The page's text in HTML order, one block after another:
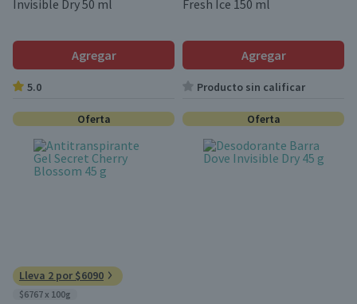
Invisible Dry 50 ml
Agregar
5.0
Fresh Ice 150 ml
Agregar
Producto sin calificar
Oferta
Lleva 2 por $6090
$6767 x 100g
Oferta